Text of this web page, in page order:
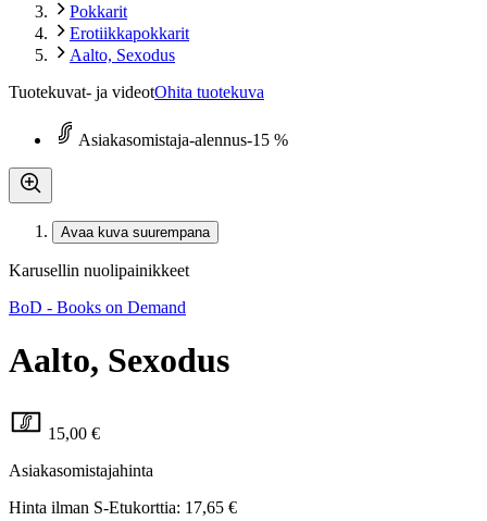
Pokkarit
Erotiikkapokkarit
Aalto, Sexodus
Tuotekuvat- ja videotOhita tuotekuva
Asiakasomistaja-alennus-15 %
Avaa kuva suurempana
Karusellin nuolipainikkeet
BoD - Books on Demand
Aalto, Sexodus
15,00 €
Asiakasomistajahinta
Hinta ilman S-Etukorttia: 17,65 €